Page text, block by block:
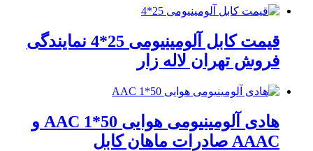
قیمت کابل آلومینیومی 25*4 نمایندگی
فروش تهران لاله زار
هادی آلومینیومی هوایی 50*1 AAC و
AAAC صادرات ماهان کابل